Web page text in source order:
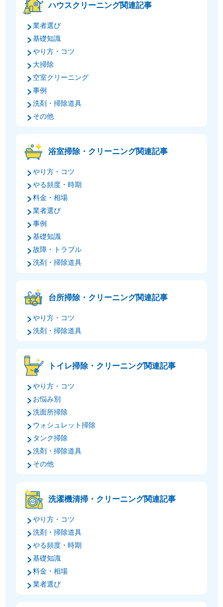
ハウスクリーニング関連記事
業者選び
基礎知識
やり方・コツ
大掃除
空室クリーニング
事例
洗剤・掃除道具
その他
浴室掃除・クリーニング関連記事
やり方・コツ
やる頻度・時期
料金・相場
業者選び
事例
基礎知識
故障・トラブル
洗剤・掃除道具
台所掃除・クリーニング関連記事
やり方・コツ
洗剤・掃除道具
トイレ掃除・クリーニング関連記事
やり方・コツ
お悩み別
洗面所掃除
ウォシュレット掃除
タンク掃除
洗剤・掃除道具
その他
洗濯機清掃・クリーニング関連記事
やり方・コツ
洗剤・掃除道具
やる頻度・時期
基礎知識
料金・相場
業者選び